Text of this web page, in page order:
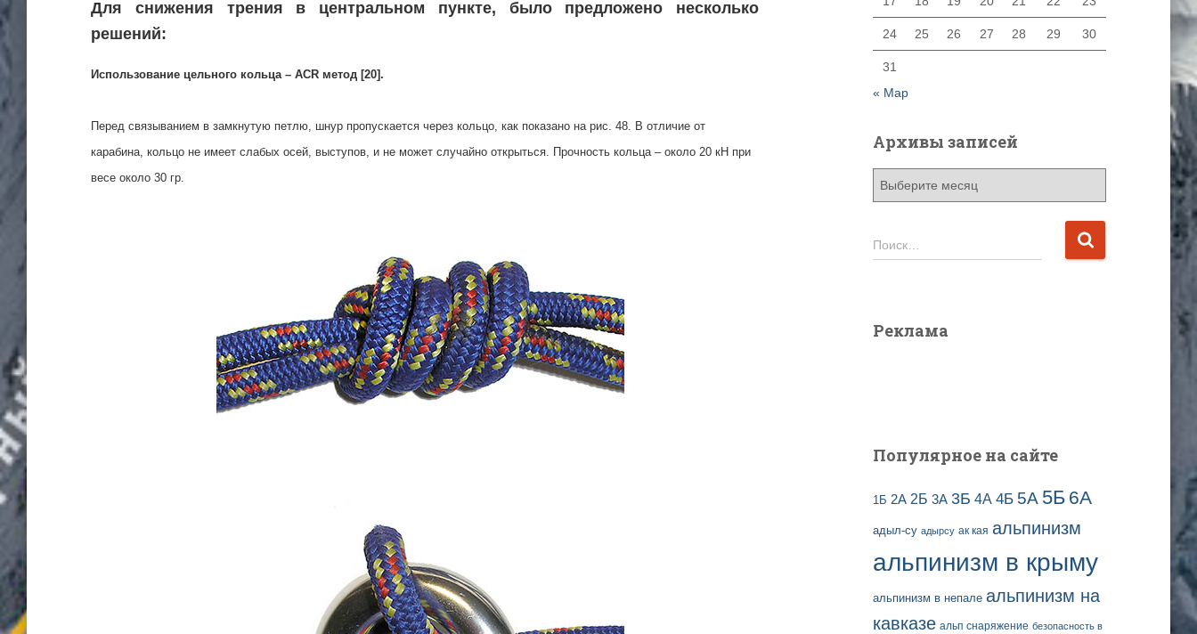
Для снижения трения в центральном пункте, было предложено несколько
решений:
Использование цельного кольца – ACR метод [20].
Перед связыванием в замкнутую петлю, шнур пропускается через кольцо, как показано на рис. 48. В отличие от
карабина, кольцо не имеет слабых осей, выступов, и не может случайно открыться. Прочность кольца – около 20 кН при
весе около 30 гр.
24 25 26 27 28 29 30
31
« Мар
Архивы записей
в
п
Н
а
:
Поиск…
Реклама
Популярное на сайте
1Б 2А 2Б 3А 3Б 4А 4Б 5А 5Б 6А
адыл-су адырсу ак кая альпинизм
альпинизм в крыму
альпинизм в непале альпинизм на
кавказе альп снаряжение безопасность в